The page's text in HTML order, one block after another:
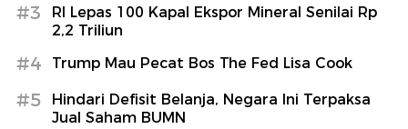
#3
RI Lepas 100 Kapal Ekspor Mineral Senilai Rp
2,2 Triliun
#4 Trump Mau Pecat Bos The Fed Lisa Cook
#5
Hindari Defisit Belanja, Negara Ini Terpaksa
Jual Saham BUMN